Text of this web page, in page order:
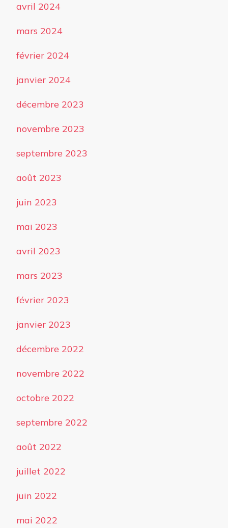
avril 2024
mars 2024
février 2024
janvier 2024
décembre 2023
novembre 2023
septembre 2023
août 2023
juin 2023
mai 2023
avril 2023
mars 2023
février 2023
janvier 2023
décembre 2022
novembre 2022
octobre 2022
septembre 2022
août 2022
juillet 2022
juin 2022
mai 2022